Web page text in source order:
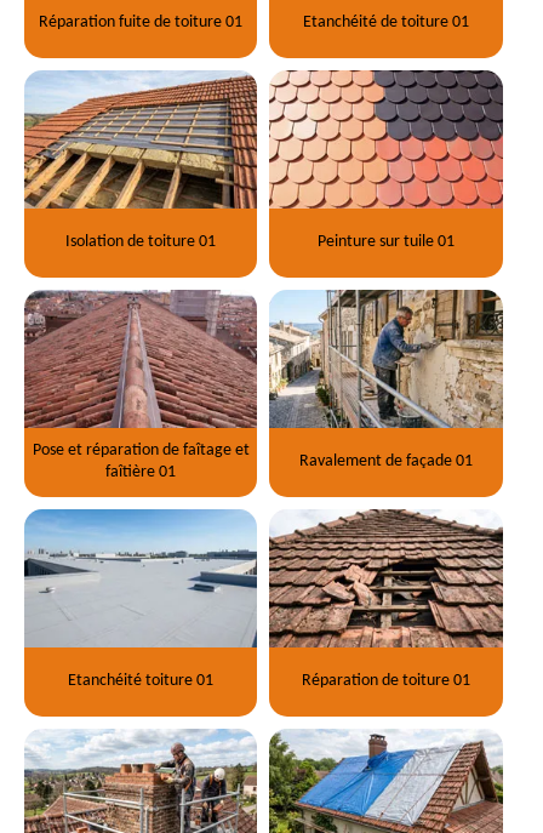
Réparation fuite de toiture 01 Etanchéité de toiture 01
Isolation de toiture 01 Peinture sur tuile 01
Pose et réparation de faîtage et
faîtière 01
Ravalement de façade 01
Etanchéité toiture 01 Réparation de toiture 01